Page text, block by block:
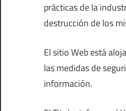
prácticas de la
destrucción de los
El sitio Web está
las medidas de
información.